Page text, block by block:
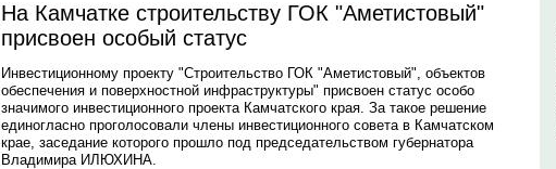
На Камчатке строительству ГОК "Аметистовый"
присвоен особый статус
Инвестиционному проекту "Строительство ГОК "Аметистовый", объектов
обеспечения и поверхностной инфраструктуры" присвоен статус особо
значимого инвестиционного проекта Камчатского края. За такое решение
единогласно проголосовали члены инвестиционного совета в Камчатском
крае, заседание которого прошло под председательством губернатора
Владимира ИЛЮХИНА.